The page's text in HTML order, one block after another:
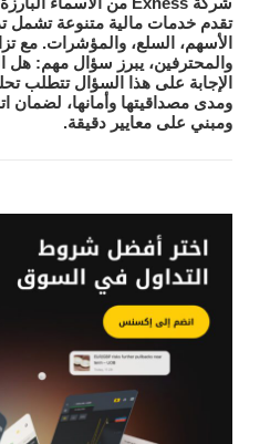
تقدم خدمات مالية متنوعة تشمل
الأسهم، السلع، والمؤشرات. مع
والمحترفين، يبرز سؤال مهم: هل
ومدى مصداقيتها وأمانها، لضمان
ومبني على معايير دقيقة.